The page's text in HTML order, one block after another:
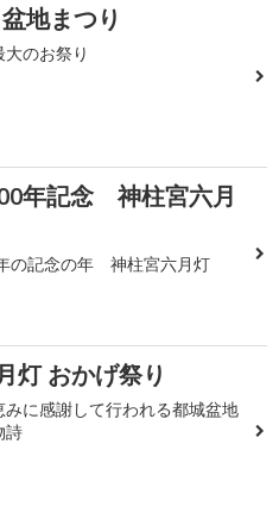
地まつり
のお祭り
年記念 神柱宮六月
の記念の年 神柱宮六月灯
灯 おかげ祭り
みに感謝して行われる都城盆地
詩